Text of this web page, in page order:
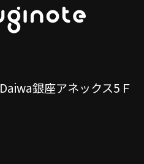
Daiwa銀座アネックス5Ｆ